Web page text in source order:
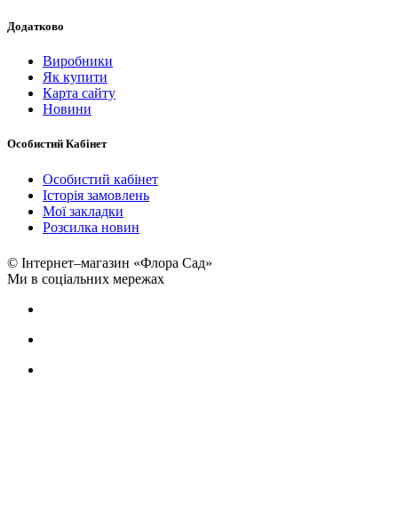
Додатково
Виробники
Як купити
Карта сайту
Новини
Особистий Кабінет
Особистий кабінет
Історія замовлень
Мої закладки
Розсилка новин
© Інтернет–магазин «Флора Сад»
Ми в соціальних мережах